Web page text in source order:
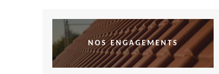
NOS ENGAGEMENTS